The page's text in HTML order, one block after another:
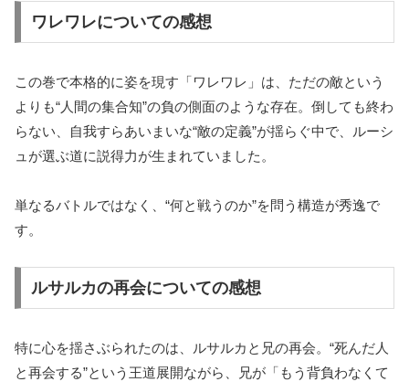
ワレワレについての感想
この巻で本格的に姿を現す「ワレワレ」は、ただの敵という
よりも“人間の集合知”の負の側面のような存在。倒しても終わ
らない、自我すらあいまいな“敵の定義”が揺らぐ中で、ルーシ
ュが選ぶ道に説得力が生まれていました。
単なるバトルではなく、“何と戦うのか”を問う構造が秀逸で
す。
ルサルカの再会についての感想
特に心を揺さぶられたのは、ルサルカと兄の再会。“死んだ人
と再会する”という王道展開ながら、兄が「もう背負わなくて